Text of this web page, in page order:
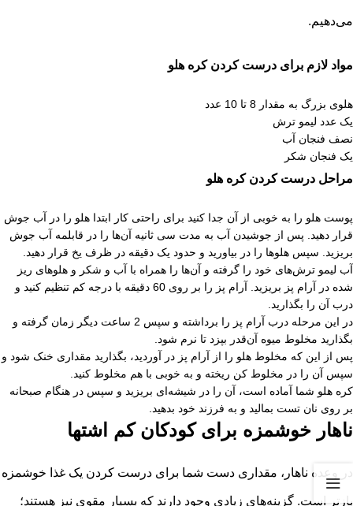
می‌دهیم.
مواد لازم برای درست کردن کره هلو
هلوی بزرگ به مقدار 8 تا 10 عدد
یک عدد لیمو ترش
نصف فنجان آب
یک فنجان شکر
مراحل درست کردن کره هلو
پوست هلو را به خوبی از آن جدا کنید برای راحتی کار ابتدا هلو را در آب جوش
قرار دهید. پس از جوشیدن آب به مدت سی ثانیه آن‌ها را در قابلمه آب جوش
بریزید. سپس هلوها را در بیاورید و حدود یک دقیقه در ظرف یخ قرار دهید.
آب لیمو ترش‌های خود را گرفته و آن‌ها را همراه با آب و شکر و هلو‌های ریز
شده در آرام پز بریزید. آرام پز را بر روی 60 دقیقه با درجه کم تنظیم کنید و
درب آن را بگذارید.
در این مرحله درب آرام پز را برداشته و سپس 2 ساعت دیگر زمان گرفته و
بگذارید مخلوط میوه آن‌قدر بپزد تا نرم شود.
پس از این که مخلوط هلو را از آرام پز در آوردید، بگذارید مقداری خنک شود و
سپس آن را در مخلوط کن ریخته و به خوبی با هم مخلوط کنید.
کره هلو شما آماده است، آن را در شیشه‌ای بریزید و سپس در هنگام صبحانه
بر روی نان تست بمالید و به فرزند خود بدهید.
ناهار خوشمزه برای کودکان کم اشتها
در وعده ناهار، مقداری دست شما برای درست کردن یک غذا خوشمزه
بازتر است. گزینه‌های زیادی وجود دارند که بسیار مقوی نیز هستند؛